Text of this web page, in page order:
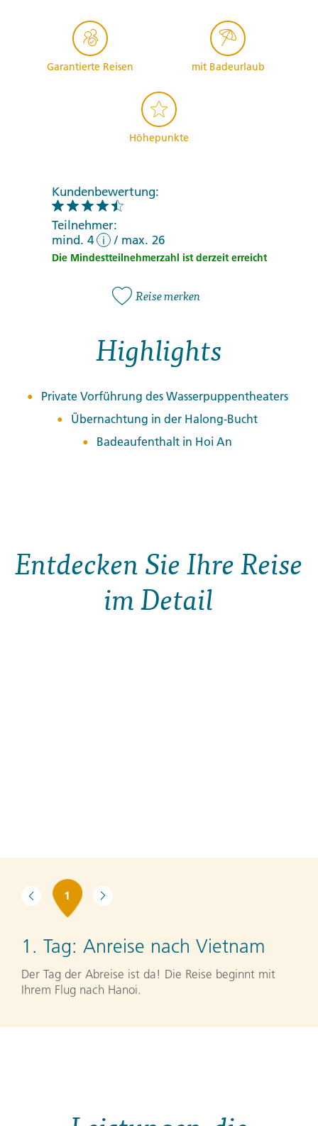
Garantierte Reisen mit Badeurlaub
Höhepunkte
Kundenbewertung:
Teilnehmer:
mind. 4
i / max. 26
Die Mindestteilnehmerzahl ist derzeit erreicht
Reise merken
Highlights
Private Vorführung des Wasserpuppentheaters
Übernachtung in der Halong-Bucht
Badeaufenthalt in Hoi An
Entdecken Sie Ihre Reise
im Detail
1
1. Tag: Anreise nach Vietnam
Der Tag der Abreise ist da! Die Reise beginnt mit
Ihrem Flug nach Hanoi.